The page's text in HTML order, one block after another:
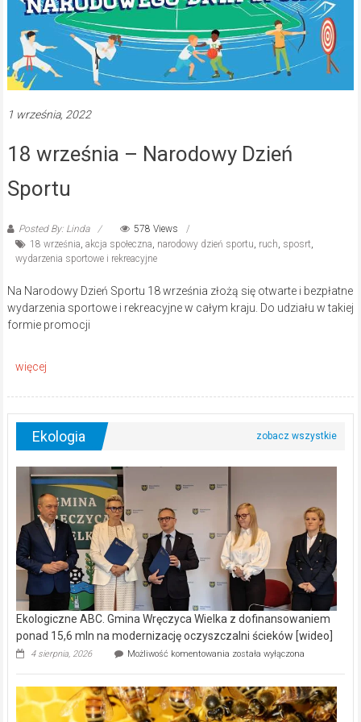
1 września, 2022
18 września – Narodowy Dzień
Sportu
Posted By: Linda
578 Views
18 września akcja społeczna narodowy dzień sportu ruch sposrt
wydarzenia sportowe i rekreacyjne
Na Narodowy Dzień Sportu 18 września złożą się otwarte i bezpłatne
wydarzenia sportowe i rekreacyjne w całym kraju. Do udziału w takiej
formie promocji
Ekologia
Ekologiczne ABC. Gmina Wręczyca Wielka z dofinansowaniem
ponad 15,6 mln na modernizację oczyszczalni ścieków [wideo]
4 sierpnia, 2026 Możliwość komentowania Ekologiczne
Wręczyca
Wielka
z
została wyłączona